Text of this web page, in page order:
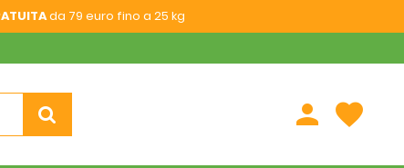
da 79 euro fino a 25 kg
person favorite